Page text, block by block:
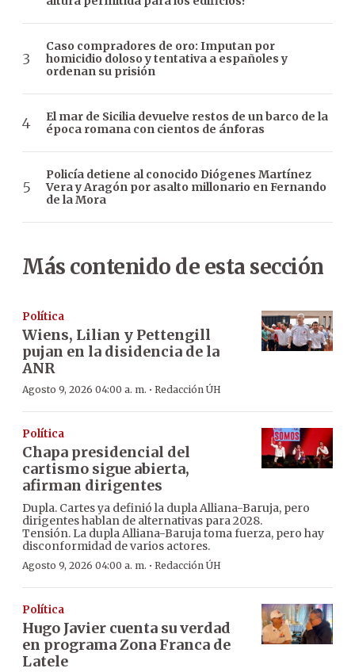
Caso compradores de oro: Imputan por
homicidio doloso y tentativa a españoles y
ordenan su prisión
El mar de Sicilia devuelve restos de un barco de la
época romana con cientos de ánforas
Policía detiene al conocido Diógenes Martínez
Vera y Aragón por asalto millonario en Fernando
de la Mora
Más contenido de esta sección
Política
Wiens, Lilian y Pettengill
pujan en la disidencia de la
ANR
Agosto 9, 2026 04:00 a. m. · Redacción ÚH
Política
Chapa presidencial del
cartismo sigue abierta,
afirman dirigentes
Dupla. Cartes ya definió la dupla Alliana-Baruja, pero
dirigentes hablan de alternativas para 2028.
Tensión. La dupla Alliana-Baruja toma fuerza, pero hay
disconformidad de varios actores.
Agosto 9, 2026 04:00 a. m. · Redacción ÚH
Política
Hugo Javier cuenta su verdad
en programa Zona Franca de
Latele